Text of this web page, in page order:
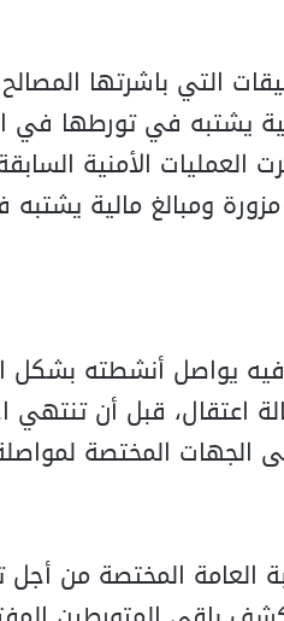
التي باشرتها المصالح
في تورطها في
العمليات الأمنية
ومبالغ مالية
يواصل أنشطته بشكل
قبل أن تنتهي
الجهات المختصة
العامة المختصة من